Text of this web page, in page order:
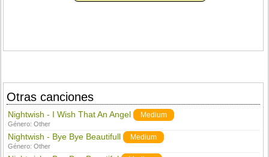
Otras canciones
Nightwish - I Wish That An Angel Medium
Género:Other
Nightwish - Bye Bye Beautifull Medium
Género:Other